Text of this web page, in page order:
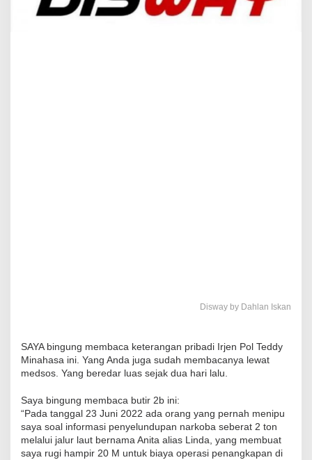
Disway by Dahlan Iskan
SAYA bingung membaca keterangan pribadi Irjen Pol Teddy
Minahasa ini. Yang Anda juga sudah membacanya lewat
medsos. Yang beredar luas sejak dua hari lalu.
Saya bingung membaca butir 2b ini:
“Pada tanggal 23 Juni 2022 ada orang yang pernah menipu
saya soal informasi penyelundupan narkoba seberat 2 ton
melalui jalur laut bernama Anita alias Linda, yang membuat
saya rugi hampir 20 M untuk biaya operasi penangkapan di